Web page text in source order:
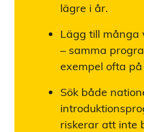
lägre i år.
Lägg till många
– samma
exempel ofta
Sök både
riskerar att inte